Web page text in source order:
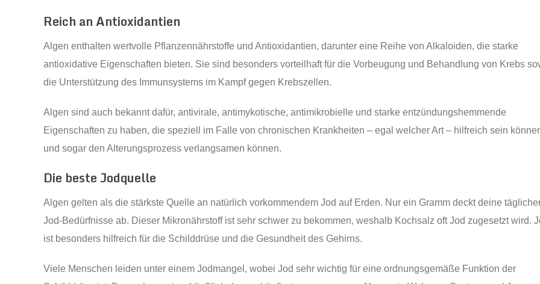
Reich an Antioxidantien
Algen enthalten wertvolle Pflanzennährstoffe und Antioxidantien, darunter eine Reihe von Alkaloiden, die starke
antioxidative Eigenschaften bieten. Sie sind besonders vorteilhaft für die Vorbeugung und Behandlung von Krebs
die Unterstützung des Immunsystems im Kampf gegen Krebszellen.
Algen sind auch bekannt dafür, antivirale, antimykotische, antimikrobielle und starke entzündungshemmende
Eigenschaften zu haben, die speziell im Falle von chronischen Krankheiten – egal welcher Art – hilfreich sein
und sogar den Alterungsprozess verlangsamen können.
Die beste Jodquelle
Algen gelten als die stärkste Quelle an natürlich vorkommendem Jod auf Erden. Nur ein Gramm deckt deine
Jod-Bedürfnisse ab. Dieser Mikronährstoff ist sehr schwer zu bekommen, weshalb Kochsalz oft Jod zugesetzt wird.
ist besonders hilfreich für die Schilddrüse und die Gesundheit des Gehirns.
Viele Menschen leiden unter einem Jodmangel, wobei Jod sehr wichtig für eine ordnungsgemäße Funktion der